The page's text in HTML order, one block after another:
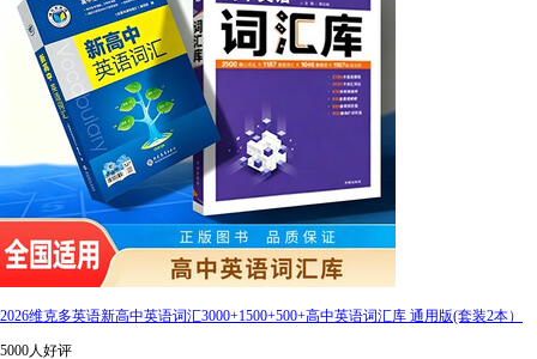
2026维克多英语新高中英语词汇3000+1500+500+高中英语词汇库 通用版(套装2本）
5000人好评